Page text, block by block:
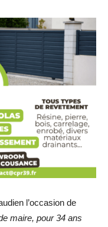
l’occasion de
maire, pour 34 ans